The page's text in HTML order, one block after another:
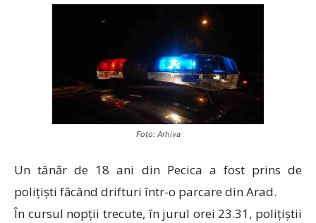
Foto: Arhiva
Un tânăr de 18 ani din Pecica a fost prins de
polițiști făcând drifturi într-o parcare din Arad.
În cursul nopții trecute, în jurul orei 23.31, polițiștii